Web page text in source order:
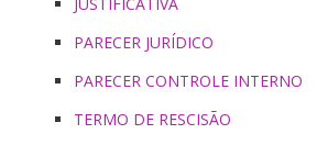
PARECER JURÍDICO
PARECER CONTROLE INTERNO
TERMO DE RESCISÃO